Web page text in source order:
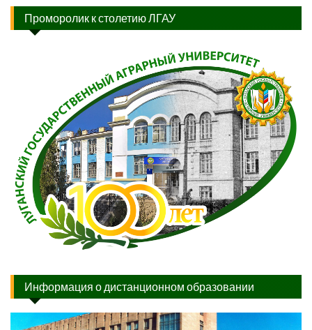
Проморолик к столетию ЛГАУ
Информация о дистанционном образовании